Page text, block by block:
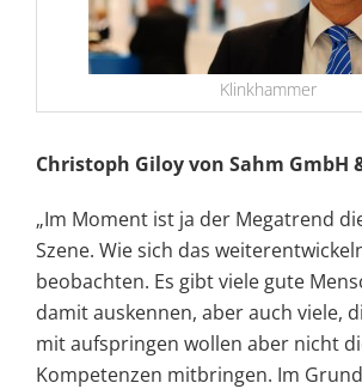
Klinkhammer
Christoph Giloy von Sahm GmbH
„Im Moment ist ja der Megatrend
Szene. Wie sich das
beobachten. Es gibt viele gute
damit auskennen, aber auch viele,
mit aufspringen wollen aber nicht
Kompetenzen mitbringen. Im